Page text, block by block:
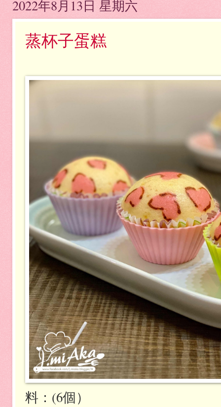
2022年8月13日 星期六
蒸杯子蛋糕
料： (6個）